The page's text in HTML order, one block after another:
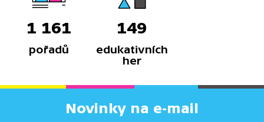
1 161
pořadů
149
edukativních
her
Novinky na e-mail